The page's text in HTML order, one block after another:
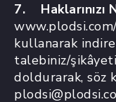
7. Haklarınızı
kullanarak
talebiniz/
doldurarak, söz